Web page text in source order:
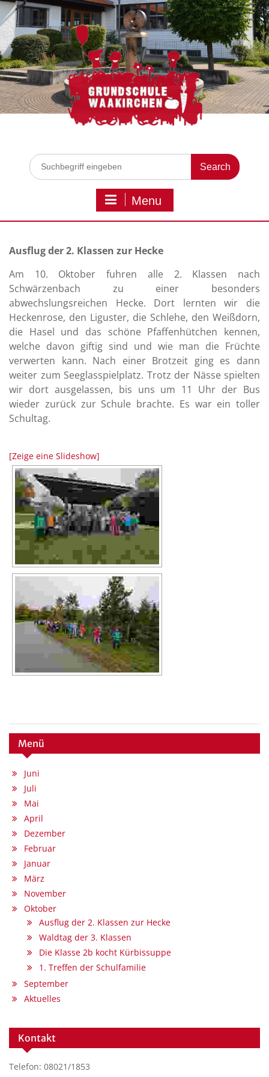
Skip
to
content
Search
for:
Menu
Ausflug der 2. Klassen zur Hecke
Am 10. Oktober fuhren alle 2. Klassen nach
Schwärzenbach zu einer besonders
abwechslungsreichen Hecke. Dort lernten wir die
Heckenrose, den Liguster, die Schlehe, den Weißdorn,
die Hasel und das schöne Pfaffenhütchen kennen,
welche davon giftig sind und wie man die Früchte
verwerten kann. Nach einer Brotzeit ging es dann
weiter zum Seeglasspielplatz. Trotz der Nässe spielten
wir dort ausgelassen, bis uns um 11 Uhr der Bus
wieder zurück zur Schule brachte. Es war ein toller
Schultag.
[Zeige eine Slideshow]
Menü
Juni
Juli
Mai
April
Dezember
Februar
Januar
März
November
Oktober
Ausflug der 2. Klassen zur Hecke
Waldtag der 3. Klassen
Die Klasse 2b kocht Kürbissuppe
1. Treffen der Schulfamilie
September
Aktuelles
Kontakt
Telefon: 08021/1853